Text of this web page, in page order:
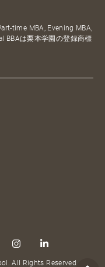
time MBA, Evening MBA,
BBAは栗本学園の登録商標
All Rights Reserved.